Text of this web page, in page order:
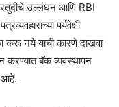
तरतुदींचे उल्लंघन आणि RBI
पर्यवेक्षी
करू नये याची कारणे दाखवा
करण्यात बॅक व्यवस्थापन
आहे.